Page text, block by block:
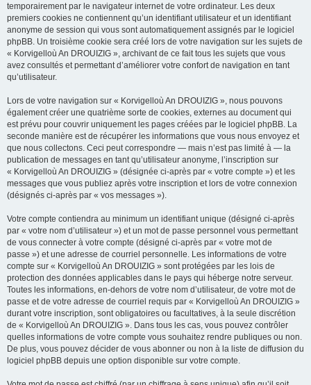
temporairement par le navigateur internet de votre ordinateur. Les deux
premiers cookies ne contiennent qu’un identifiant utilisateur et un identifiant
anonyme de session qui vous sont automatiquement assignés par le logiciel
phpBB. Un troisième cookie sera créé lors de votre navigation sur les sujets de
« Korvigelloù An DROUIZIG », archivant de ce fait tous les sujets que vous
avez consultés et permettant d’améliorer votre confort de navigation en tant
qu’utilisateur.
Lors de votre navigation sur « Korvigelloù An DROUIZIG », nous pouvons
également créer une quatrième sorte de cookies, externes au document qui
est prévu pour couvrir uniquement les pages créées par le logiciel phpBB. La
seconde manière est de récupérer les informations que vous nous envoyez et
que nous collectons. Ceci peut correspondre — mais n’est pas limité à — la
publication de messages en tant qu’utilisateur anonyme, l’inscription sur
« Korvigelloù An DROUIZIG » (désignée ci-après par « votre compte ») et les
messages que vous publiez après votre inscription et lors de votre connexion
(désignés ci-après par « vos messages »).
Votre compte contiendra au minimum un identifiant unique (désigné ci-après
par « votre nom d’utilisateur ») et un mot de passe personnel vous permettant
de vous connecter à votre compte (désigné ci-après par « votre mot de
passe ») et une adresse de courriel personnelle. Les informations de votre
compte sur « Korvigelloù An DROUIZIG » sont protégées par les lois de
protection des données applicables dans le pays qui héberge notre serveur.
Toutes les informations, en-dehors de votre nom d’utilisateur, de votre mot de
passe et de votre adresse de courriel requis par « Korvigelloù An DROUIZIG »
durant votre inscription, sont obligatoires ou facultatives, à la seule discrétion
de « Korvigelloù An DROUIZIG ». Dans tous les cas, vous pouvez contrôler
quelles informations de votre compte vous souhaitez rendre publiques ou non.
De plus, vous pouvez décider de vous abonner ou non à la liste de diffusion du
logiciel phpBB depuis une option disponible sur votre compte.